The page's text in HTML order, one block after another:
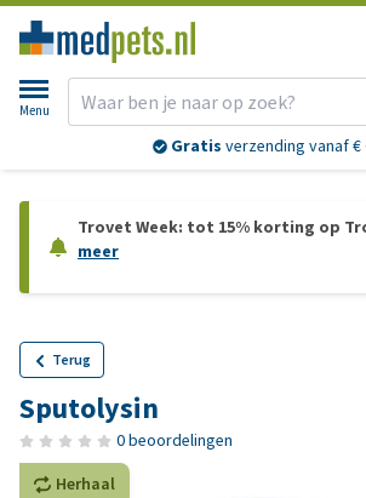
Menu
Gratis verzending vanaf €
Trovet Week: tot 15% korting op
meer
Terug
Sputolysin
0 beoordelingen
Herhaal